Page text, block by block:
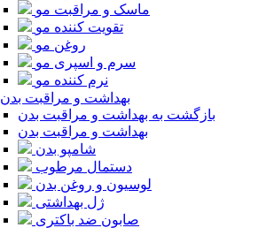
ماسک و مراقبت مو
تقویت کننده مو
روغن مو
سرم و اسپری مو
نرم کننده مو
بهداشت و مراقبت بدن
بازگشت به بهداشت و مراقبت بدن
بهداشت و مراقبت بدن
شامپو بدن
دستمال مرطوب
لوسیون و روغن بدن
ژل بهداشتی
صابون ضد باکتری